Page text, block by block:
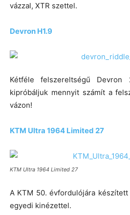
vázzal, XTR szettel.
Devron H1.9
Kétféle felszereltségű Devron
kipróbáljuk mennyit számít a
vázon!
KTM Ultra 1964 Limited 27
KTM Ultra 1964 Limited 27
A KTM 50. évfordulójára
egyedi kinézettel.